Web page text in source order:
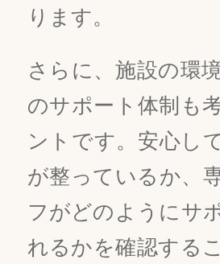
ります。
さらに、施設の環
のサポート体制も
ントです。安心し
が整っているか、
フがどのようにサ
れるかを確認する